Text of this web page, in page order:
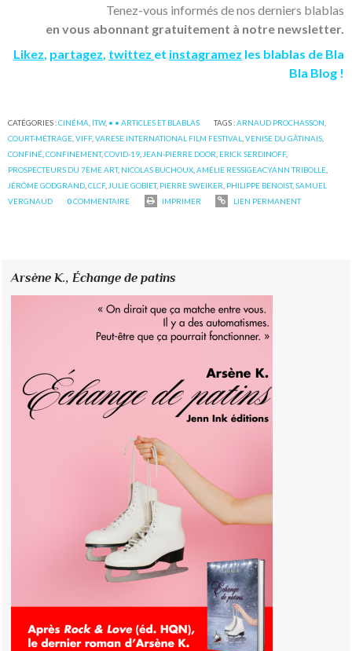
Tenez-vous informés de nos derniers blablas
en vous abonnant gratuitement à notre newsletter.
Likez, partagez, twittez et instagramez les blablas de Bla
Bla Blog !
CATÉGORIES :CINÉMA ITW, • • ARTICLES ET BLABLAS TAGS :ARNAUD PROCHASSON
COURT-MÉTRAGE ,VIFF,VARESE INTERNATIONAL FILM FESTIVAL ,VENISE DU GÂTINAIS
CONFINÉ ,CONFINEMENT,COVID-19 JEAN-PIERRE DOOR ERICK SERDINOFF,
PROSPECTEURS DU 7ÈME ART, NICOLAS BUCHOUX ,AMÉLIE RESSIGEACYANN TRIBOLLE
JÉRÔME GODGRAND ,CLCF, JULIE GOBIET, PIERRE SWEIKER PHILIPPE BENOIST,SAMUEL
VERGNAUD
0COMMENTAIRE IMPRIMER LIEN PERMANENT
Arsène K.,Échange de patins